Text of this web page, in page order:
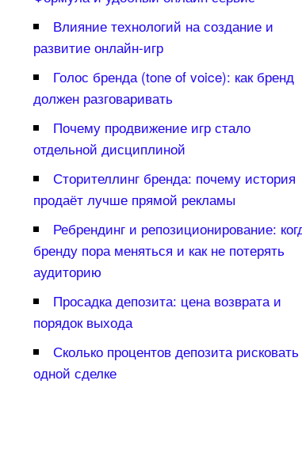
лияние технологий на создание и
развитие онлайн-игр
Голос бренда (tone of voice): как бренд
должен разговаривать
Почему продвижение игр стало
отдельной дисциплиной
Сторителлинг бренда: почему история
продаёт лучше прямой рекламы
Ребрендинг и репозиционирование:
ренду пора меняться и как не потерять
аудиторию
Просадка депозита: цена возврата и
порядок выхода
Сколько процентов депозита
одной сделке